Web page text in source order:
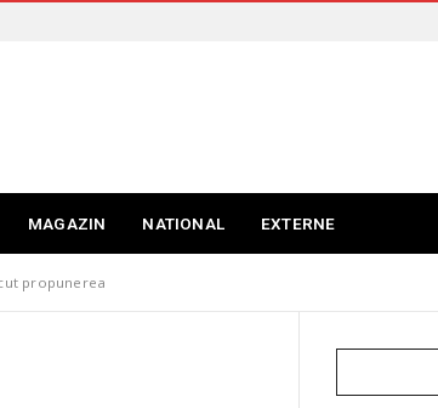
MAGAZIN NATIONAL EXTERNE
propunerea